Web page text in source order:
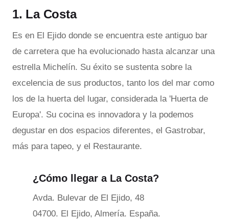
1. La Costa
Es en El Ejido donde se encuentra este antiguo bar
de carretera que ha evolucionado hasta alcanzar una
estrella Michelín. Su éxito se sustenta sobre la
excelencia de sus productos, tanto los del mar como
los de la huerta del lugar, considerada la 'Huerta de
Europa'. Su cocina es innovadora y la podemos
degustar en dos espacios diferentes, el Gastrobar,
más para tapeo, y el Restaurante.
¿Cómo llegar a La Costa?
Avda. Bulevar de El Ejido, 48
04700. El Ejido, Almería. España.